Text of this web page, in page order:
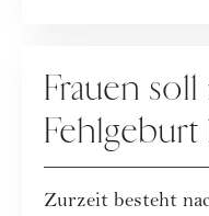
Frauen
geholfen
Zurzeit besteht